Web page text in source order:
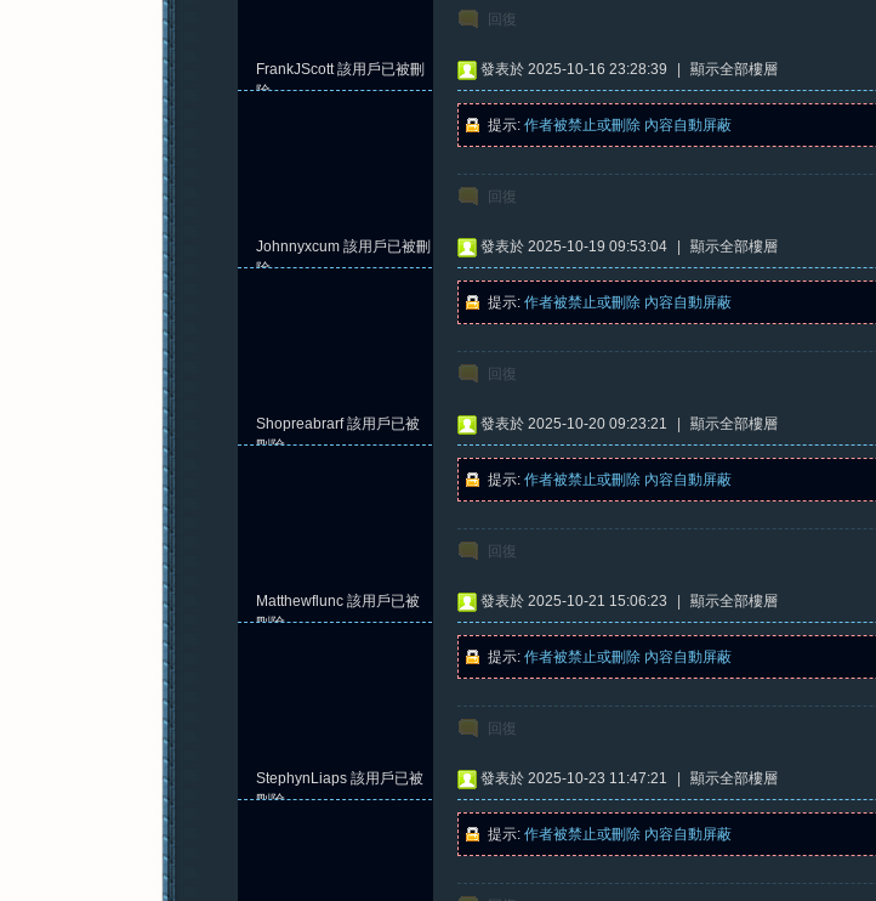
元
回復
FrankJScott該用戶已被刪
除
發表於 2025-10-16 23:28:39 顯示全部樓層
提示: 作者被禁止或刪除 內容自動屏蔽
回復
Johnnyxcum 該用戶已被刪
除
發表於 2025-10-19 09:53:04 顯示全部樓層
提示: 作者被禁止或刪除 內容自動屏蔽
回復
Shopreabrarf該用戶已被
刪除
發表於 2025-10-20 09:23:21 顯示全部樓層
提示: 作者被禁止或刪除 內容自動屏蔽
回復
Matthewflunc 該用戶已被
刪除
發表於 2025-10-21 15:06:23 顯示全部樓層
提示: 作者被禁止或刪除 內容自動屏蔽
回復
StephynLiaps 該用戶已被
刪除
發表於 2025-10-23 11:47:21 顯示全部樓層
提示: 作者被禁止或刪除 內容自動屏蔽